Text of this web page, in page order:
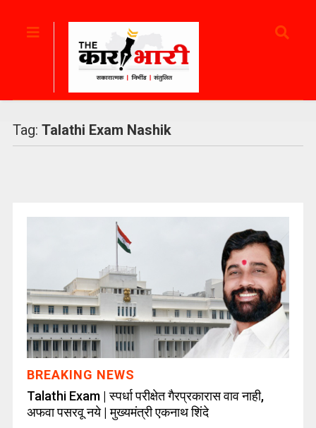
Tag: Talathi Exam Nashik
BREAKING NEWS
Talathi Exam | स्पर्धा परीक्षेत गैरप्रकारास वाव नाही,
अफवा पसरवू नये | मुख्यमंत्री एकनाथ शिंदे